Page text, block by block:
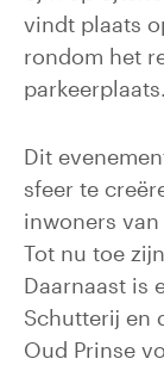
vindt plaats
rondom het
parkeerplaats.
Dit
sfeer te
inwoners
Tot nu toe
Daarnaast is
Schutterij en
Oud Prinse